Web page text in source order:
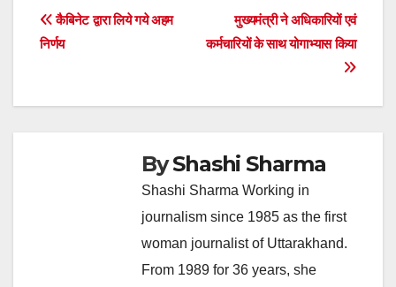
Post
मुख्यमंत्री ने अधिकारियों एवं
कर्मचारियों के साथ योगाभ्यास किया
कैबिनेट द्वारा लिये गये अहम
निर्णय
ByShashi Sharma
Shashi Sharma Working in
journalism since 1985 as the first
woman journalist of Uttarakhand.
From 1989 for 36 years, she